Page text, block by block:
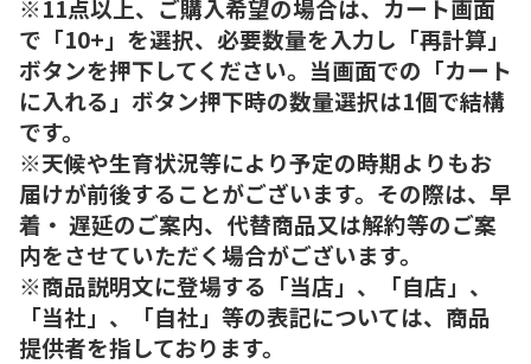
※11点以上、ご購入希望の場合は、カート画面
で「10+」を選択、必要数量を入力し「再計算」
ボタンを押下してください。当画面での「カート
に入れる」ボタン押下時の数量選択は1個で結構
です。
※天候や生育状況等により予定の時期よりもお
届けが前後することがございます。その際は、早
着・ 遅延のご案内、代替商品又は解約等のご案
内をさせていただく場合がございます。
※商品説明文に登場する「当店」、「自店」、
「当社」、「自社」等の表記については、商品
提供者を指しております。